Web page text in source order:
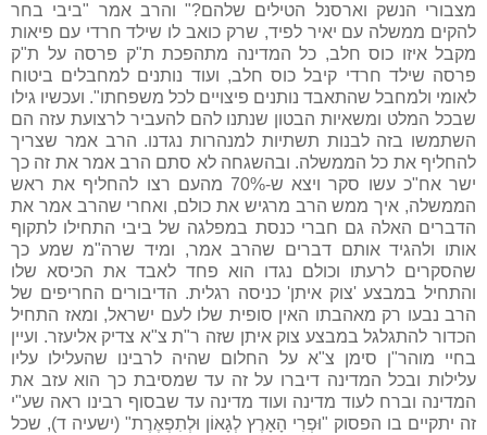
מצבורי הנשק וארסנל הטילים שלהם?" והרב אמר "ביבי בחר
להקים ממשלה עם יאיר לפיד, שרק כואב לו שילד חרדי עם פיאות
מקבל איזו כוס חלב, כל המדינה מתהפכת ת"ק פרסה על ת"ק
פרסה שילד חרדי קיבל כוס חלב, ועוד נותנים למחבלים ביטוח
לאומי ולמחבל שהתאבד נותנים פיצויים לכל משפחתו". ועכשיו גילו
שבכל המלט ומשאיות הבטון שנתנו להם להעביר לרצועת עזה הם
השתמשו בזה לבנות תשתיות למנהרות נגדנו. הרב אמר שצריך
להחליף את כל הממשלה. ובהשגחה לא סתם הרב אמר את זה כך
ישר אח"כ עשו סקר ויצא ש-70% מהעם רצו להחליף את ראש
הממשלה, איך ממש הרב מרגיש את כולם, ואחרי שהרב אמר את
הדברים האלה גם חברי כנסת במפלגה של ביבי התחילו לתקוף
אותו ולהגיד אותם דברים שהרב אמר, ומיד שרה"מ שמע כך
שהסקרים לרעתו וכולם נגדו הוא פחד לאבד את הכיסא שלו
והתחיל במבצע 'צוק איתן' כניסה רגלית. הדיבורים החריפים של
הרב נבעו רק מאהבתו האין סופית שלו לעם ישראל, ומאז התחיל
הכדור להתגלגל במבצע צוק איתן שזה ר"ת צ"א צדיק אליעזר. ועיין
בחיי מוהר"ן סימן צ"א על החלום שהיה לרבינו שהעלילו עליו
עלילות ובכל המדינה דיברו על זה עד שמסיבת כך הוא עזב את
המדינה וברח לעוד מדינה ועוד מדינה עד שבסוף רבינו ראה שע"י
זה יתקיים בו הפסוק "וּפְרִי הָאָרֶץ לְגָאוֹן וּלְתִפְאֶרֶת" (ישעיה ד), שכל